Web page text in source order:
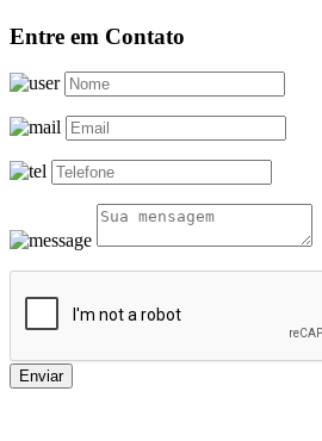
Entre em Contato
Enviar